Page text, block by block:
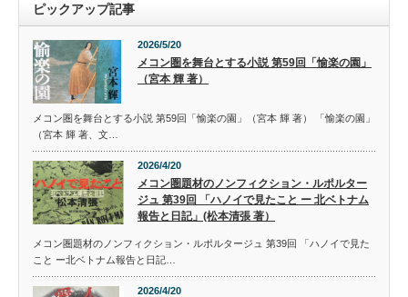
ピックアップ記事
2026/5/20
メコン圏を舞台とする小説 第59回「愉楽の園」
（宮本 輝 著）
メコン圏を舞台とする小説 第59回「愉楽の園」（宮本 輝 著） 「愉楽の園」
（宮本 輝 著、文…
2026/4/20
メコン圏題材のノンフィクション・ルポルター
ジュ 第39回 「ハノイで見たこと ー 北ベトナム
報告と日記」(松本清張 著）
メコン圏題材のノンフィクション・ルポルタージュ 第39回 「ハノイで見た
こと ー北ベトナム報告と日記…
2026/4/20